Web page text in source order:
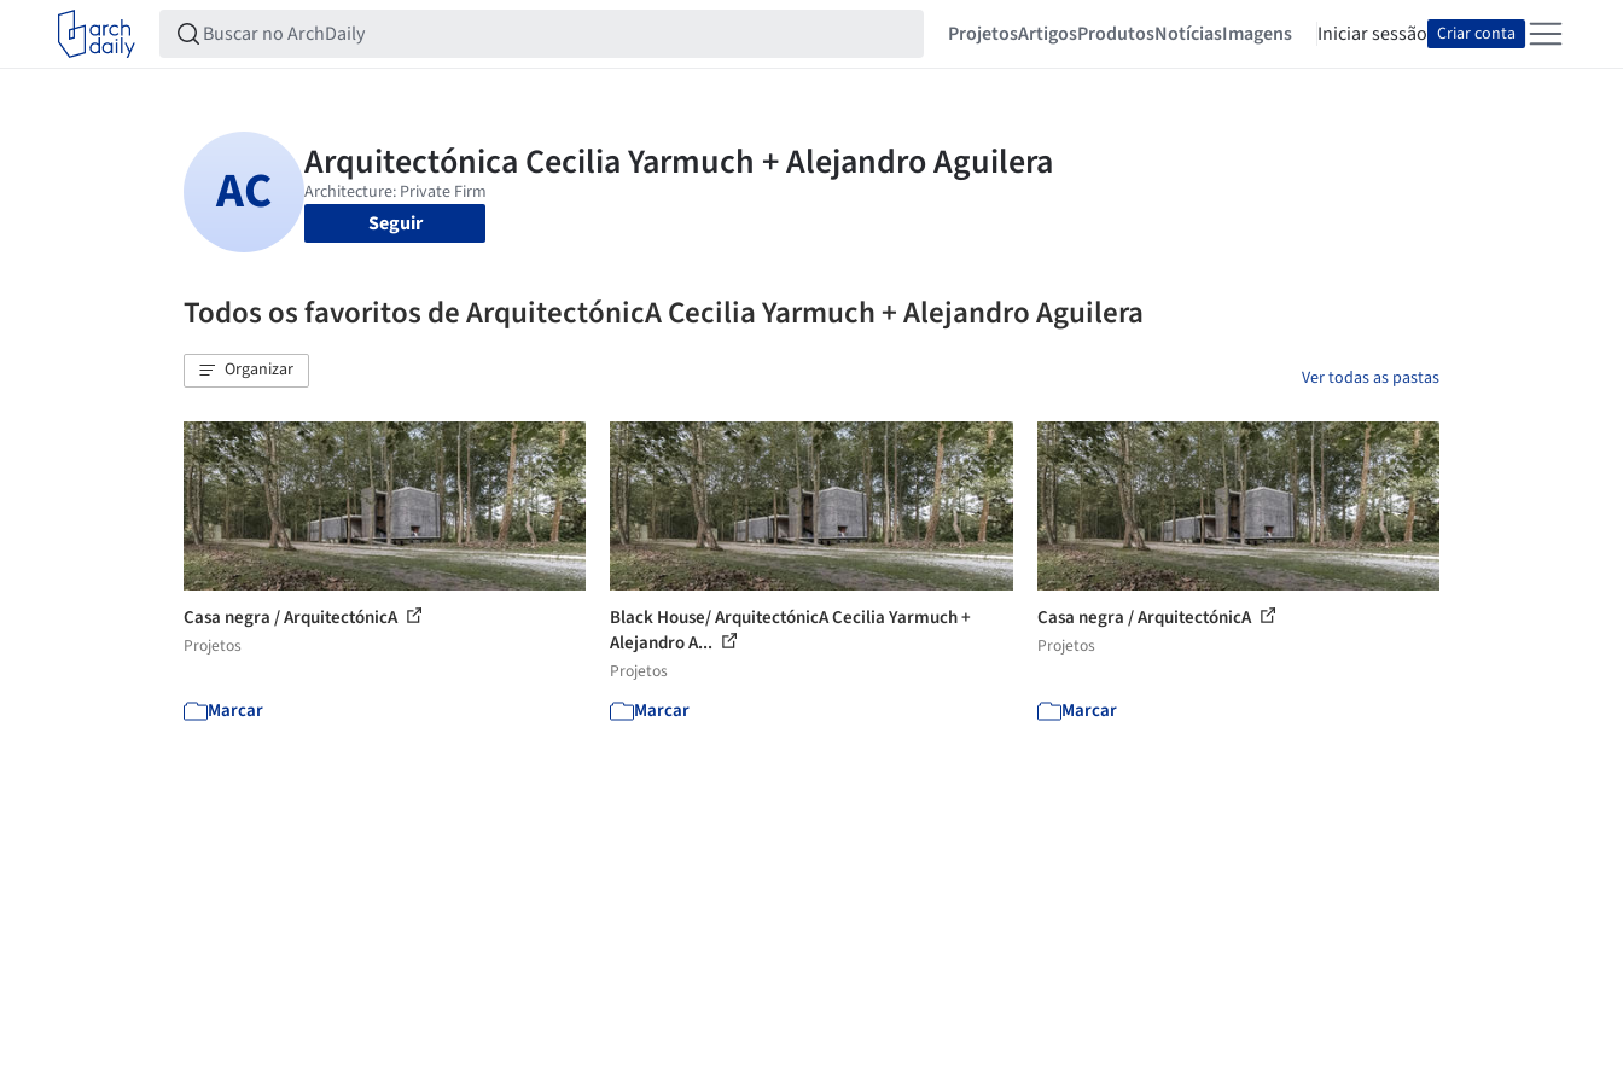
ProjetosArtigosProdutosNotíciasImagens Iniciar sessão Criar conta
Seguir
Todos os favoritos de ArquitectónicA Cecilia Yarmuch + Alejandro Aguilera
Organizar Ver todas as pastas
Casa negra / ArquitectónicA
Projetos
Marcar
Black House/ ArquitectónicA Cecilia Yarmuch +
Alejandro A...
Projetos
Marcar
Casa negra / ArquitectónicA
Projetos
Marcar